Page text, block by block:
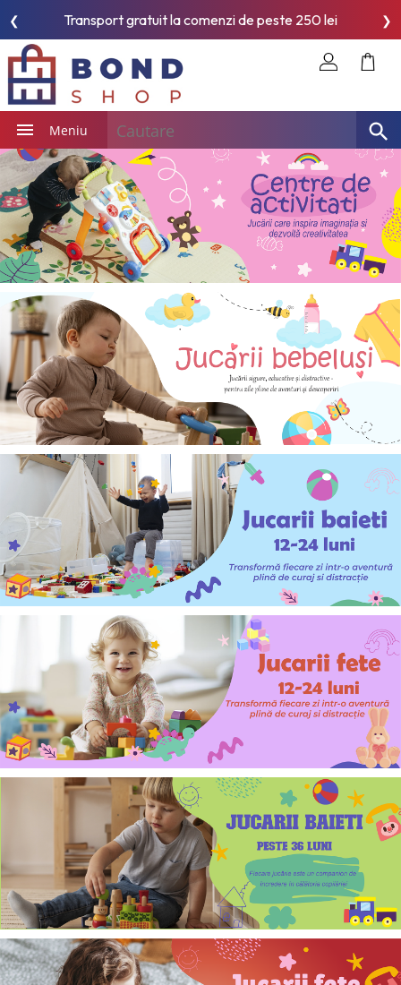
Transport gratuit la comenzi de peste 250 lei
❮ ❯
Meniu